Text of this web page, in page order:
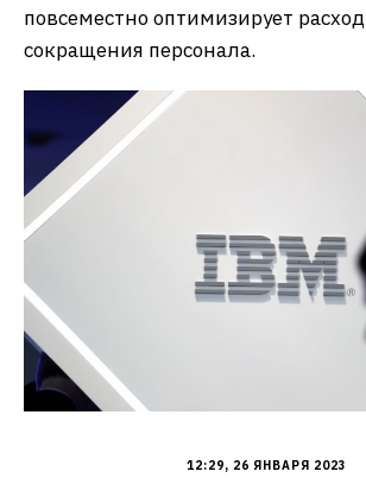
повсеместно оптимизирует
сокращения персонала.
12:29, 26 ЯНВАРЯ 2023